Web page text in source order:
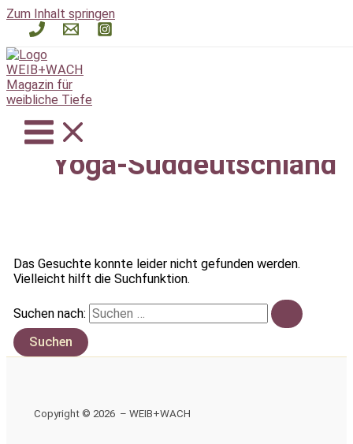
Zum Inhalt springen
Yoga-Süddeutschland
Das Gesuchte konnte leider nicht gefunden werden.
Vielleicht hilft die Suchfunktion.
Suchen nach:
Copyright © 2026 – WEIB+WACH